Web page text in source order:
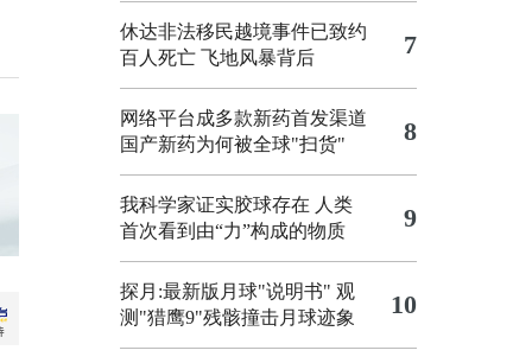
休达非法移民越境事件已致约
百人死亡 飞地风暴背后 7
网络平台成多款新药首发渠道
国产新药为何被全球"扫货"
8
我科学家证实胶球存在 人类
首次看到由“力”构成的物质
9
探月:最新版月球"说明书" 观
测"猎鹰9"残骸撞击月球迹象
10